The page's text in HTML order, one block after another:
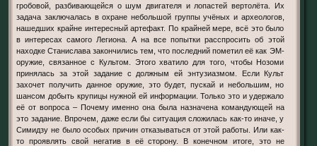
гробовой, разбивающейся о шум двигателя и лопастей вертолёта. Их
задача заключалась в охране небольшой группы учёных и археологов,
нашедших крайне интересный артефакт. По крайней мере, всё это было
в интересах самого Легиона. А на все попытки расспросить об этой
находке Станислава закончились тем, что последний пометил её как ЭМ-
оружие, связанное с Культом. Этого хватило для того, чтобы Нозоми
принялась за этой задание с должным ей энтузиазмом. Если Культ
захочет получить данное оружие, это будет, пускай и небольшим, но
шансом добыть крупицы нужной ей информации. Только это и удержало
её от вопроса – Почему именно она была назначена командующей на
это задание. Впрочем, даже если бы ситуация сложилась как-то иначе, у
Симидзу не было особых причин отказываться от этой работы. Или как-
то проявлять свой негатив в её сторону. В конечном итоге, это не